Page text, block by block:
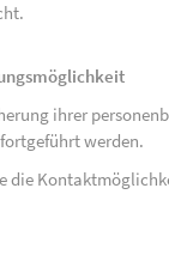
ihrer
werden.
die